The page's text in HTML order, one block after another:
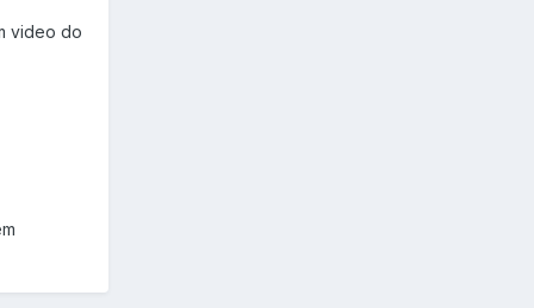
video do